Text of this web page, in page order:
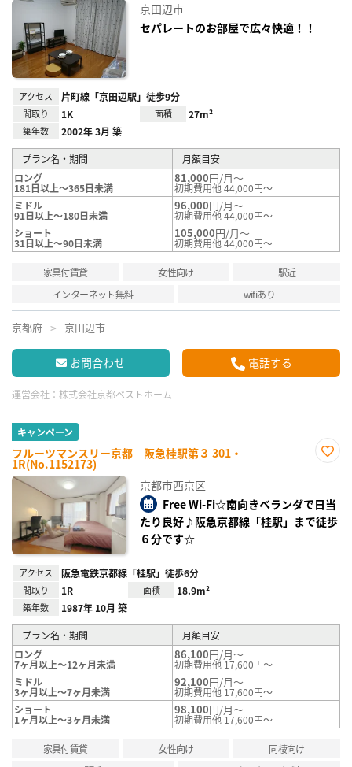
京田辺市
セパレートのお部屋で広々快適！！
アクセス 片町線「京田辺駅」徒歩9分
間取り 1K 面積 27m²
築年数 2002年 3月 築
プラン名・期間
月額目安
ロング
181日以上～365日未満
81,000円/月～
初期費用他 44,000円～
ミドル
91日以上～180日未満
96,000円/月～
初期費用他 44,000円～
ショート
31日以上～90日未満
105,000円/月～
初期費用他 44,000円～
家具付賃貸 女性向け
駅近
インターネット無料
wifiあり
京都府 京田辺市
お問合わせ 電話する
運営会社： 株式会社京都ベストホーム
キャンペーン
フルーツマンスリー京都 阪急桂駅第３ 301・
1R(No.1152173)
録
京都市西京区
Free Wi-Fi☆南向きベランダで日当
たり良好♪阪急京都線「桂駅」まで徒歩
６分です☆
アクセス 阪急電鉄京都線「桂駅」徒歩6分
間取り 1R 面積 18.9m²
築年数 1987年 10月 築
プラン名・期間
月額目安
ロング
7ヶ月以上～12ヶ月未満
86,100円/月～
初期費用他 17,600円～
ミドル
3ヶ月以上～7ヶ月未満
92,100円/月～
初期費用他 17,600円～
ショート
1ヶ月以上～3ヶ月未満
98,100円/月～
初期費用他 17,600円～
家具付賃貸 女性向け
同棲向け